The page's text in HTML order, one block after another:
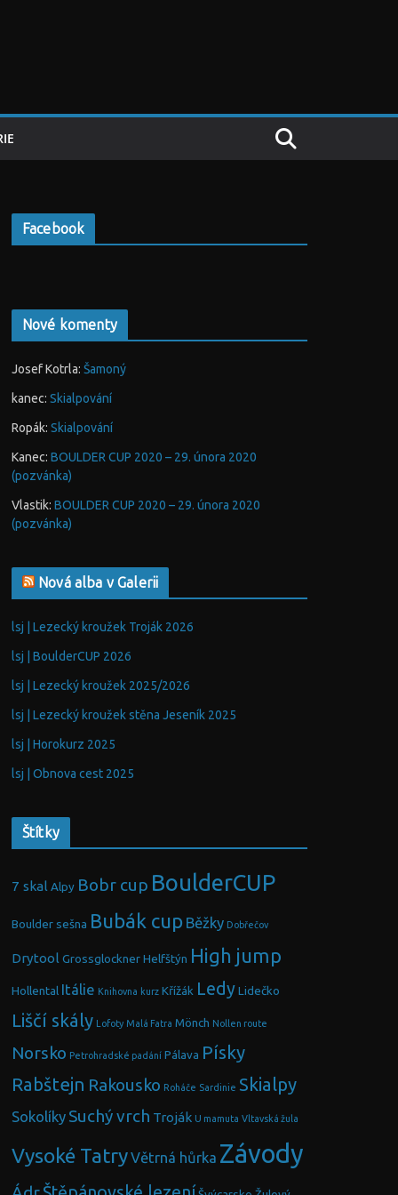
Facebook
Nové komenty
Josef Kotrla: Šamoný
kanec: Skialpování
Ropák: Skialpování
Kanec: BOULDER CUP 2020 – 29. února 2020
(pozvánka)
Vlastik: BOULDER CUP 2020 – 29. února 2020
(pozvánka)
Nová alba v Galerii
lsj | Lezecký kroužek Troják 2026
lsj | BoulderCUP 2026
lsj | Lezecký kroužek 2025/2026
lsj | Lezecký kroužek stěna Jeseník 2025
lsj | Horokurz 2025
lsj | Obnova cest 2025
Štítky
7 skal Alpy Bobr cup BoulderCUP
Boulder sešna Bubák cup Běžky Dobřečov
Drytool Grossglockner Helfštýn High jump
Hollental Itálie Knihovna kurz Křížák Ledy Lidečko
Liščí skály Lofoty Malá Fatra Mönch Nollen route
Norsko Petrohradské padání Pálava Písky
Rabštejn Rakousko Roháče Sardinie Skialpy
Sokolíky Suchý vrch Troják U mamuta Vltavská žula
Vysoké TatryVětrná hůrka Závody